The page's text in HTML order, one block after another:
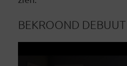
BEKROOND DEBUUT